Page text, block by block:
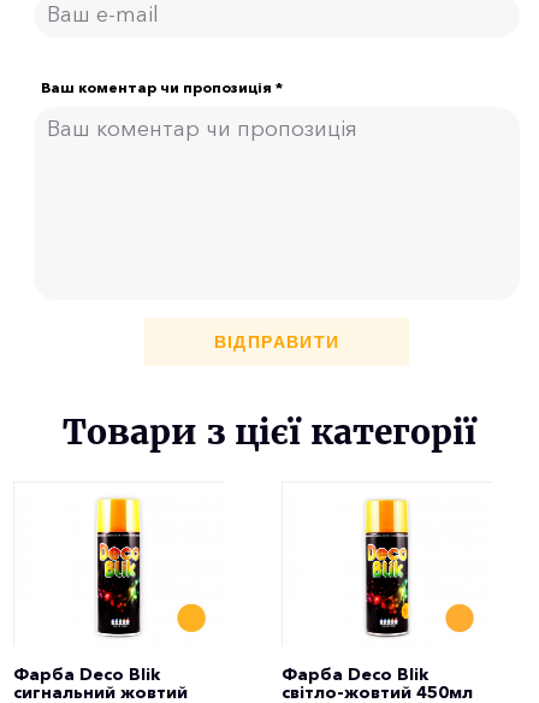
Ваш коментар чи пропозиція *
ВІДПРАВИТИ
Товари з цієї категорії
Фарба Deco Blik
сигнальний жовтий
Фарба Deco Blik
світло-жовтий 450мл